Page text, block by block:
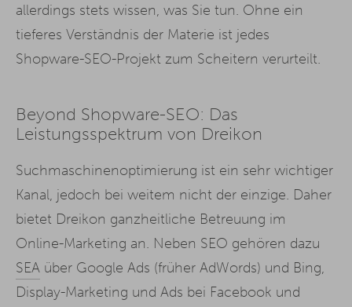
allerdings stets wissen, was Sie tun. Ohne ein
tieferes Verständnis der Materie ist jedes
Shopware-SEO-Projekt zum Scheitern verurteilt.
Beyond Shopware-SEO: Das
Leistungsspektrum von Dreikon
Suchmaschinenoptimierung ist ein sehr wichtiger
Kanal, jedoch bei weitem nicht der einzige. Daher
bietet Dreikon ganzheitliche Betreuung im
Online-Marketing an. Neben SEO gehören dazu
SEA über Google Ads (früher AdWords) und Bing,
Display-Marketing und Ads bei Facebook und